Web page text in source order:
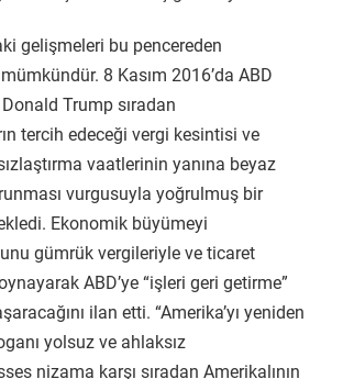
gelişmeleri bu pencereden
8 Kasım 2016’da ABD
Trump sıradan
tercih edeceği vergi kesintisi ve
vaatlerinin yanına beyaz
vurgusuyla yoğrulmuş bir
Ekonomik büyümeyi
gümrük vergileriyle ve ticaret
ABD’ye “işleri geri getirme”
ilan etti. “Amerika’yı yeniden
yolsuz ve ahlaksız
nizama karşı sıradan Amerikalının